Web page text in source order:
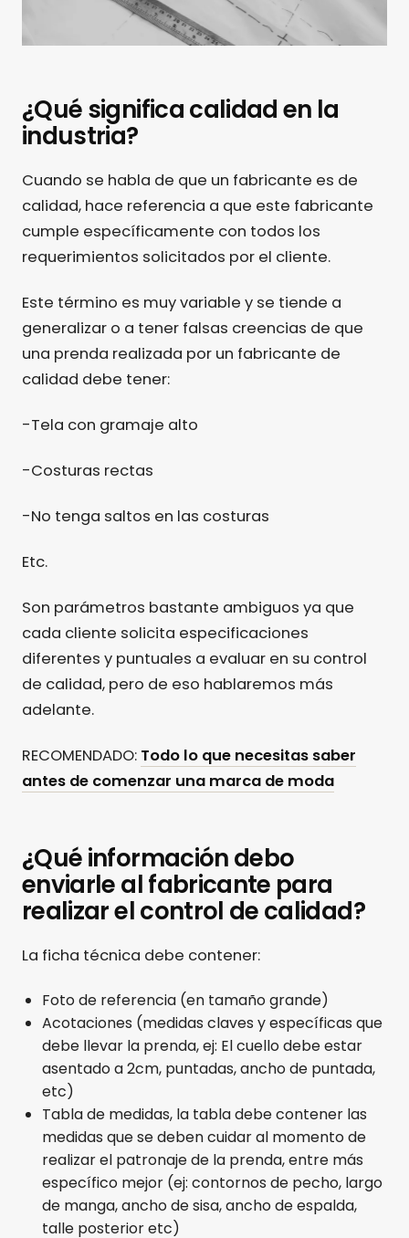
¿Qué significa calidad en la
industria?
Cuando se habla de que un fabricante es de
calidad, hace referencia a que este fabricante
cumple específicamente con todos los
requerimientos solicitados por el cliente.
Este término es muy variable y se tiende a
generalizar o a tener falsas creencias de que
una prenda realizada por un fabricante de
calidad debe tener:
-Tela con gramaje alto
-Costuras rectas
-No tenga saltos en las costuras
Etc.
Son parámetros bastante ambiguos ya que
cada cliente solicita especificaciones
diferentes y puntuales a evaluar en su control
de calidad, pero de eso hablaremos más
adelante.
RECOMENDADO: Todo lo que necesitas saber
antes de comenzar una marca de moda
¿Qué información debo
enviarle al fabricante para
realizar el control de calidad?
La ficha técnica debe contener:
Foto de referencia (en tamaño grande)
Acotaciones (medidas claves y específicas que
debe llevar la prenda, ej: El cuello debe estar
asentado a 2cm, puntadas, ancho de puntada,
etc)
Tabla de medidas, la tabla debe contener las
medidas que se deben cuidar al momento de
realizar el patronaje de la prenda, entre más
específico mejor (ej: contornos de pecho, largo
de manga, ancho de sisa, ancho de espalda,
talle posterior etc)